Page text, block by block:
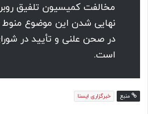
مخالفت کمیسیون تلفیق
نهایی شدن این موضوع
در صحن علنی و تأیید در
است.
منبع خبرگزاری ایسنا